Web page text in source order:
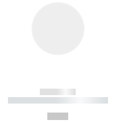
------------
----------- ----------- ----------